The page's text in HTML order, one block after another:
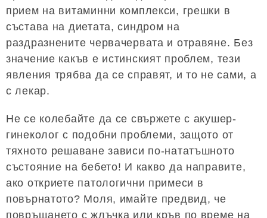
прием на витаминни комплекси, грешки в
състава на диетата, синдром на
раздразнените червачервата и отравяне. Без
значение какъв е истинският проблем, тези
явления трябва да се справят, и то не сами, а
с лекар.
Не се колебайте да се свържете с акушер-
гинеколог с подобни проблеми, защото от
тяхното решаване зависи по-нататъшното
състояние на бебето! И какво да направите,
ако откриете патологични примеси в
повърнатото? Моля, имайте предвид, че
повръщането с жлъчка или кръв по време на